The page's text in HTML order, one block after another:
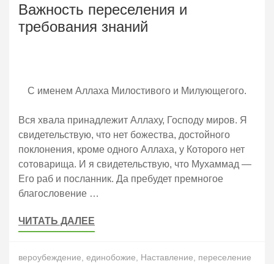
Важность переселения и
требования знаний
С именем Аллаха Милостивого и Милующегого.
Вся хвала принадлежит Аллаху, Господу миров. Я
свидетельствую, что нет божества, достойного
поклонения, кроме одного Аллаха, у Которого нет
сотоварища. И я свидетельствую, что Мухаммад —
Его раб и посланник. Да пребудет премногое
благословение …
ЧИТАТЬ ДАЛЕЕ
вероубеждение единобожие Наставление
переселение